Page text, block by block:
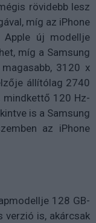
rövidebb lesz
míg az iPhone
új modellje
míg a Samsung
3120 x
állítólag 2740
mindkettő 120 Hz-
is a Samsung
az iPhone
128 GB-
verzió is, akárcsak